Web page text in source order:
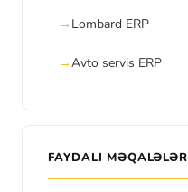
Lombard ERP
Avto servis ERP
FAYDALI MƏQALƏLƏR